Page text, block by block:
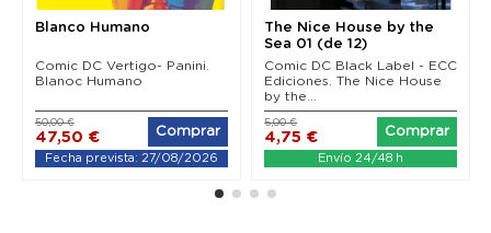
Blanco Humano
Comic DC Vertigo- Panini.
Blanoc Humano
47,50 €
50,00 €
Comprar
Fecha prevista: 27/08/2026
The Nice House by the
Sea 01 (de 12)
Comic DC Black Label - ECC
Ediciones. The Nice House
by the...
4,75 €
5,00 €
Comprar
Envío 24/48 h